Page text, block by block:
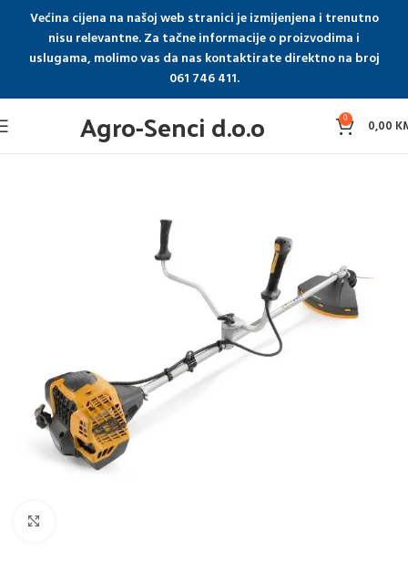
Većina cijena na našoj web stranici je izmijenjena i trenutno
nisu relevantne. Za tačne informacije o proizvodima i
uslugama, molimo vas da nas kontaktirate direktno na broj
061 746 411.
Agro-Senci d.o.o 0 0,00